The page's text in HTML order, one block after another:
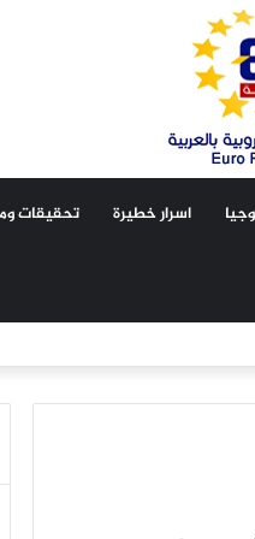
اسرار خطيرة تحقيقات